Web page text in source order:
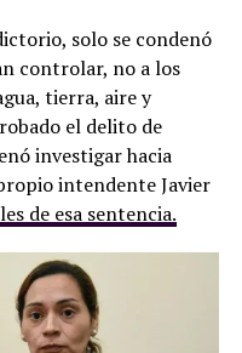
solo se condenó
controlar, no a los
tierra, aire y
el delito de
investigar hacia
intendente Javier
de esa sentencia.